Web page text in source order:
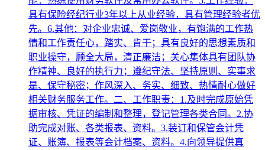
具有保险经纪行业3年以上从业经验，具有管理经验者优
先。6.其他：对企业忠诚、爱岗敬业，有饱满的工作热
情和工作责任心，踏实、肯干；具有良好的思想素质和
职业操守，顾全大局，清正廉洁；关心集体具有团队协
作精神、良好的执行力；遵纪守法、坚持原则、实事求
是、保守秘密；作风深入、务实、细致、热情耐心做好
相关财务服务工作。二、工作职责：1.及时完成原始凭
据审核、凭证的编制和整理，登记管理各类合同。2.协
助完成对账、各类报表、资料。3.装订和保管会计凭
证、账簿、报表等会计档案、资料。4.向领导提供真